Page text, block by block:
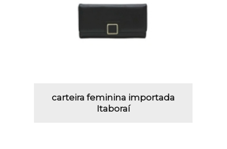
carteira feminina importada
Itaboraí